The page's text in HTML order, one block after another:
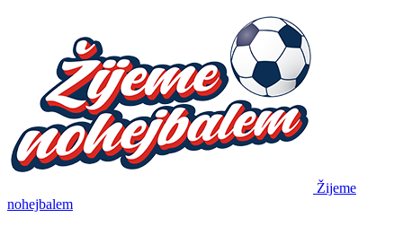
Žijeme
nohejbalem